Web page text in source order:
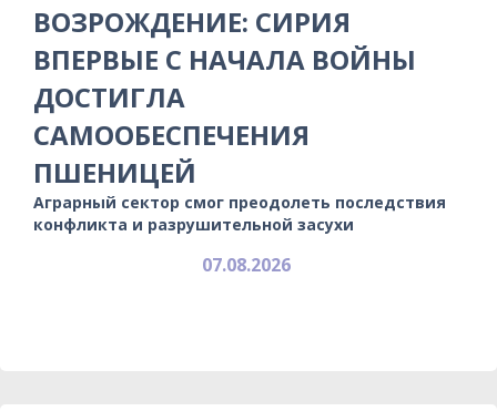
ВОЗРОЖДЕНИЕ: СИРИЯ
ВПЕРВЫЕ С НАЧАЛА ВОЙНЫ
ДОСТИГЛА
САМООБЕСПЕЧЕНИЯ
ПШЕНИЦЕЙ
Аграрный сектор смог преодолеть последствия
конфликта и разрушительной засухи
07.08.2026